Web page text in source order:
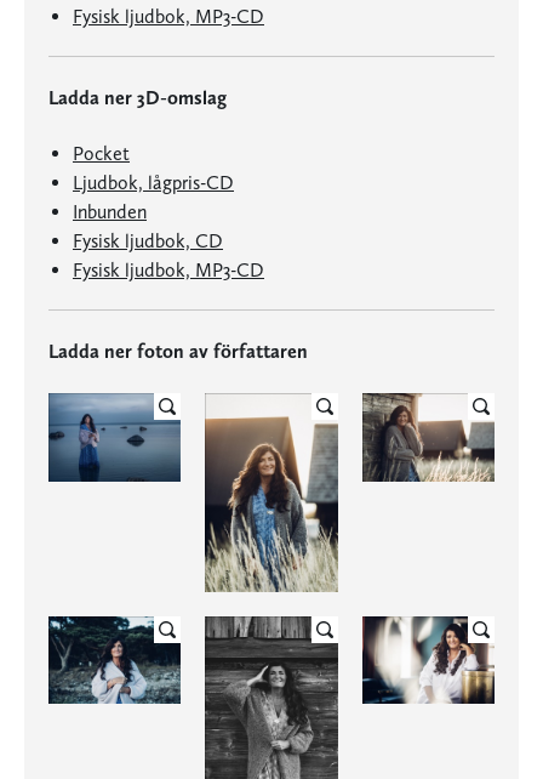
Fysisk ljudbok, MP3-CD
Ladda ner 3D-omslag
Pocket
Ljudbok, lågpris-CD
Inbunden
Fysisk ljudbok, CD
Fysisk ljudbok, MP3-CD
Ladda ner foton av författaren